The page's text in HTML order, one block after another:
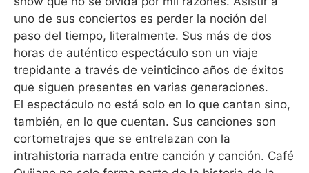
uno de sus conciertos es perder la noción del
paso del tiempo, literalmente. Sus más de dos
horas de auténtico espectáculo son un viaje
trepidante a través de veinticinco años de éxitos
que siguen presentes en varias generaciones.
El espectáculo no está solo en lo que cantan sino,
también, en lo que cuentan. Sus canciones son
cortometrajes que se entrelazan con la
intrahistoria narrada entre canción y canción. Café